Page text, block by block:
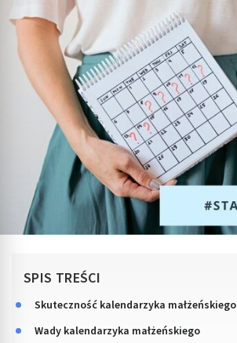
SPIS TREŚCI
Skuteczność kalendarzyka małżeńskiego
Wady kalendarzyka małżeńskiego